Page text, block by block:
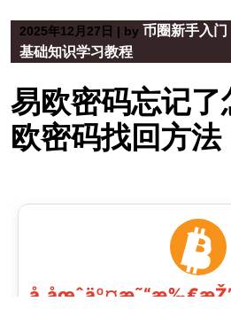
2025年12月27日 | by 币圈新手入门
基础知识学习教程
易欧密码忘记了
欧密码找回方法